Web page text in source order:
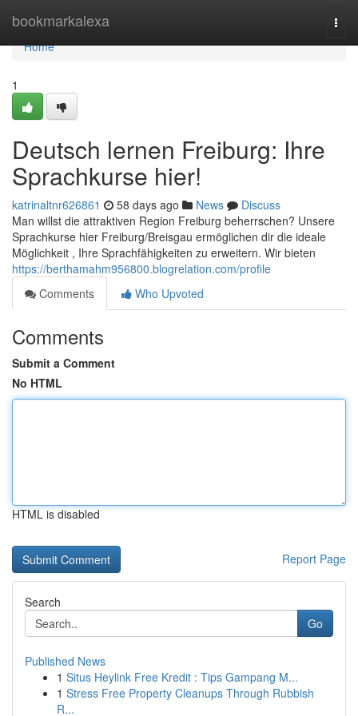
bookmarkalexa
Home
Home
1
Deutsch lernen Freiburg: Ihre
Sprachkurse hier!
katrinaltnr626861 58 days ago News
Discuss
Man willst die attraktiven Region Freiburg beherrschen? Unsere
Sprachkurse hier Freiburg/Breisgau ermöglichen dir die ideale
Möglichkeit , Ihre Sprachfähigkeiten zu erweitern. Wir bieten
https://berthamahm956800.blogrelation.com/profile
Comments
Who Upvoted
Comments
Submit a Comment
No HTML
HTML is disabled
Report Page
Search
Go
Published News
1 Situs Heylink Free Kredit : Tips Gampang M...
1 Stress Free Property Cleanups Through Rubbish
R...